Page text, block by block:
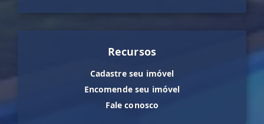
Recursos
Cadastre seu imóvel
Encomende seu imóvel
Fale conosco